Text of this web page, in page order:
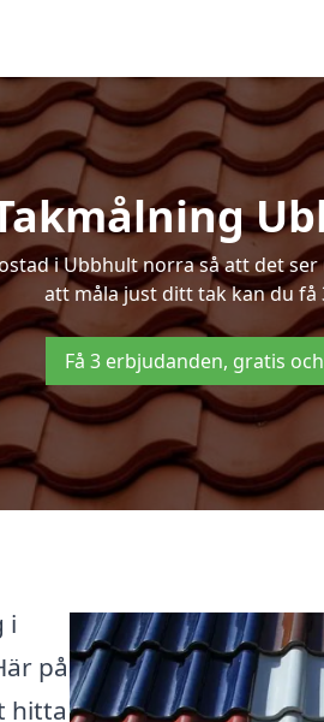
i Ubbhult norra så att det
att måla just ditt tak kan du få
Få 3 erbjudanden, gratis
i
på
hitta